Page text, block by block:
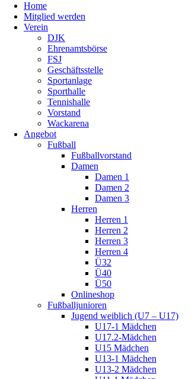
Home
Mitglied werden
Verein
DJK
Ehrenamtsbörse
FSJ
Geschäftsstelle
Sportanlage
Sporthalle
Tennishalle
Vorstand
Wackarena
Angebot
Fußball
Fußballvorstand
Damen
Damen 1
Damen 2
Damen 3
Herren
Herren 1
Herren 2
Herren 3
Herren 4
Ü32
Ü40
Ü50
Onlineshop
Fußballjunioren
Jugend weiblich (U7 – U17)
U17-1 Mädchen
U17.2-Mädchen
U15 Mädchen
U13-1 Mädchen
U13-2 Mädchen